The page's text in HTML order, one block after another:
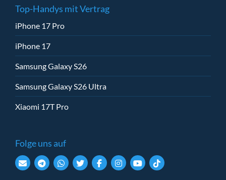
Top-Handys mit Vertrag
iPhone 17 Pro
iPhone 17
Samsung Galaxy S26
Samsung Galaxy S26 Ultra
Xiaomi 17T Pro
Folge uns auf